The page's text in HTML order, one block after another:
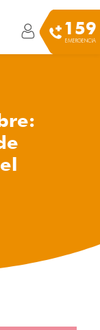
159
EMERGENCIA